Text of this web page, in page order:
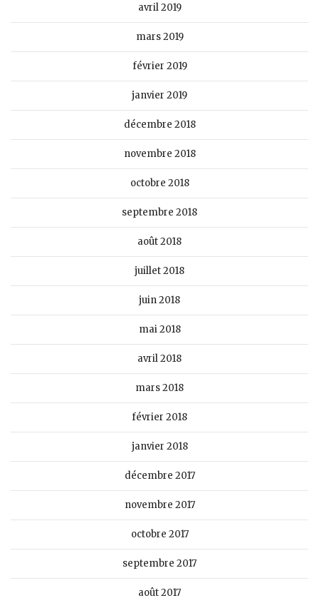
avril 2019
mars 2019
février 2019
janvier 2019
décembre 2018
novembre 2018
octobre 2018
septembre 2018
août 2018
juillet 2018
juin 2018
mai 2018
avril 2018
mars 2018
février 2018
janvier 2018
décembre 2017
novembre 2017
octobre 2017
septembre 2017
août 2017